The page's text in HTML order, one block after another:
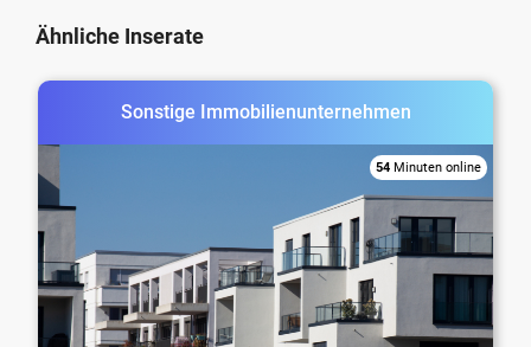
Ähnliche Inserate
Sonstige Immobilienunternehmen
54 Minuten online